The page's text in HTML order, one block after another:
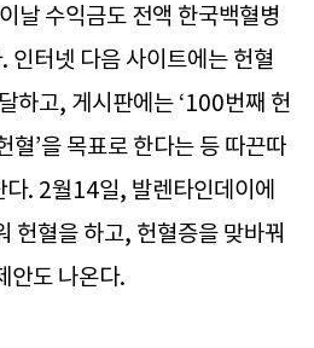
날 수익금도 전액 한국백혈병
인터넷 다음 사이트에는 헌혈
하고, 게시판에는 ‘100번째 헌
혈’을 목표로 한다는 등 따끈따
. 2월14일, 발렌타인데이에
헌혈을 하고, 헌혈증을 맞바꿔
안도 나온다.